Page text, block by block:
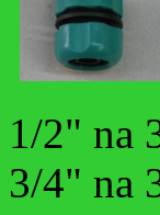
1/2" na
3/4" na